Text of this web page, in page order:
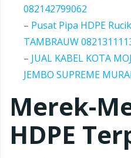
082142799062
– Pusat Pipa HDPE
TAMBRAUW
– JUAL KABEL KOTA
JEMBO SUPREME
Merek-
HDPE